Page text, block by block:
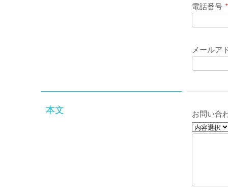
電話番号
メールア
本文 お問い合